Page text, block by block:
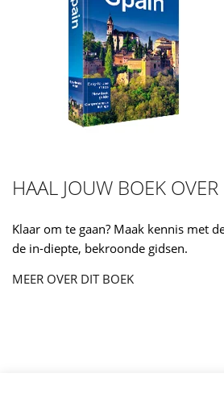
HAAL JOUW BOEK OVER
Klaar om te gaan? Maak kennis met
de in-diepte, bekroonde gidsen.
MEER OVER DIT BOEK